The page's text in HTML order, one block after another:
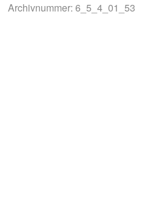
Archivnummer: 6_5_4_01_53